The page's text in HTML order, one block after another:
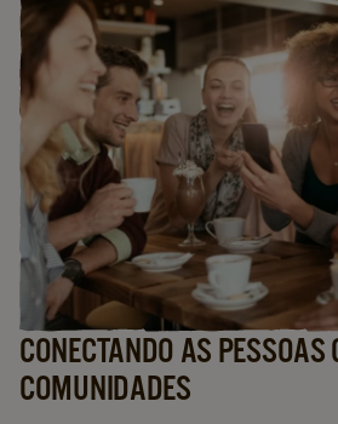
CONECTANDO AS PESSOAS
COMUNIDADES